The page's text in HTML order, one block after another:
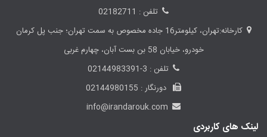
تلفن : 02182711
کارخانه:تهران، کیلومتر16 جاده مخصوص به سمت تهران؛ جنب پل کرمان
خودرو، خیابان 58 بن بست آبان، چهارم غربی
تلفن : 3-02144983391
دورنگار : 02144980155
info@irandarouk.com
لینک های کاربردی